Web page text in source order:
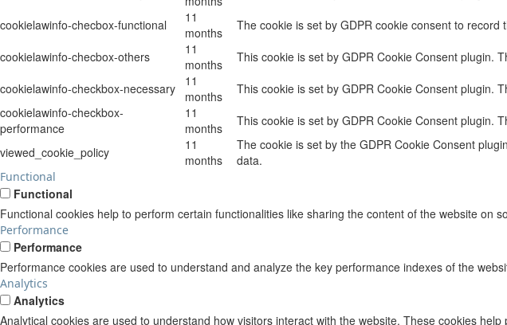
cookielawinfo-checbox-functional
11
months
The cookie is set by GDPR cookie consent to
cookielawinfo-checbox-others
11
months
This cookie is set by GDPR Cookie Consent plugin.
cookielawinfo-checkbox-necessary
11
months
This cookie is set by GDPR Cookie Consent plugin.
cookielawinfo-checkbox-
performance
11
months
This cookie is set by GDPR Cookie Consent plugin.
viewed_cookie_policy
11
months
The cookie is set by the GDPR Cookie Consent
data.
Functional
Functional
Functional cookies help to perform certain functionalities like sharing the content of the website on
Performance
Performance
Performance cookies are used to understand and analyze the key performance indexes of the
Analytics
Analytics
Analytical cookies are used to understand how visitors interact with the website. These cookies